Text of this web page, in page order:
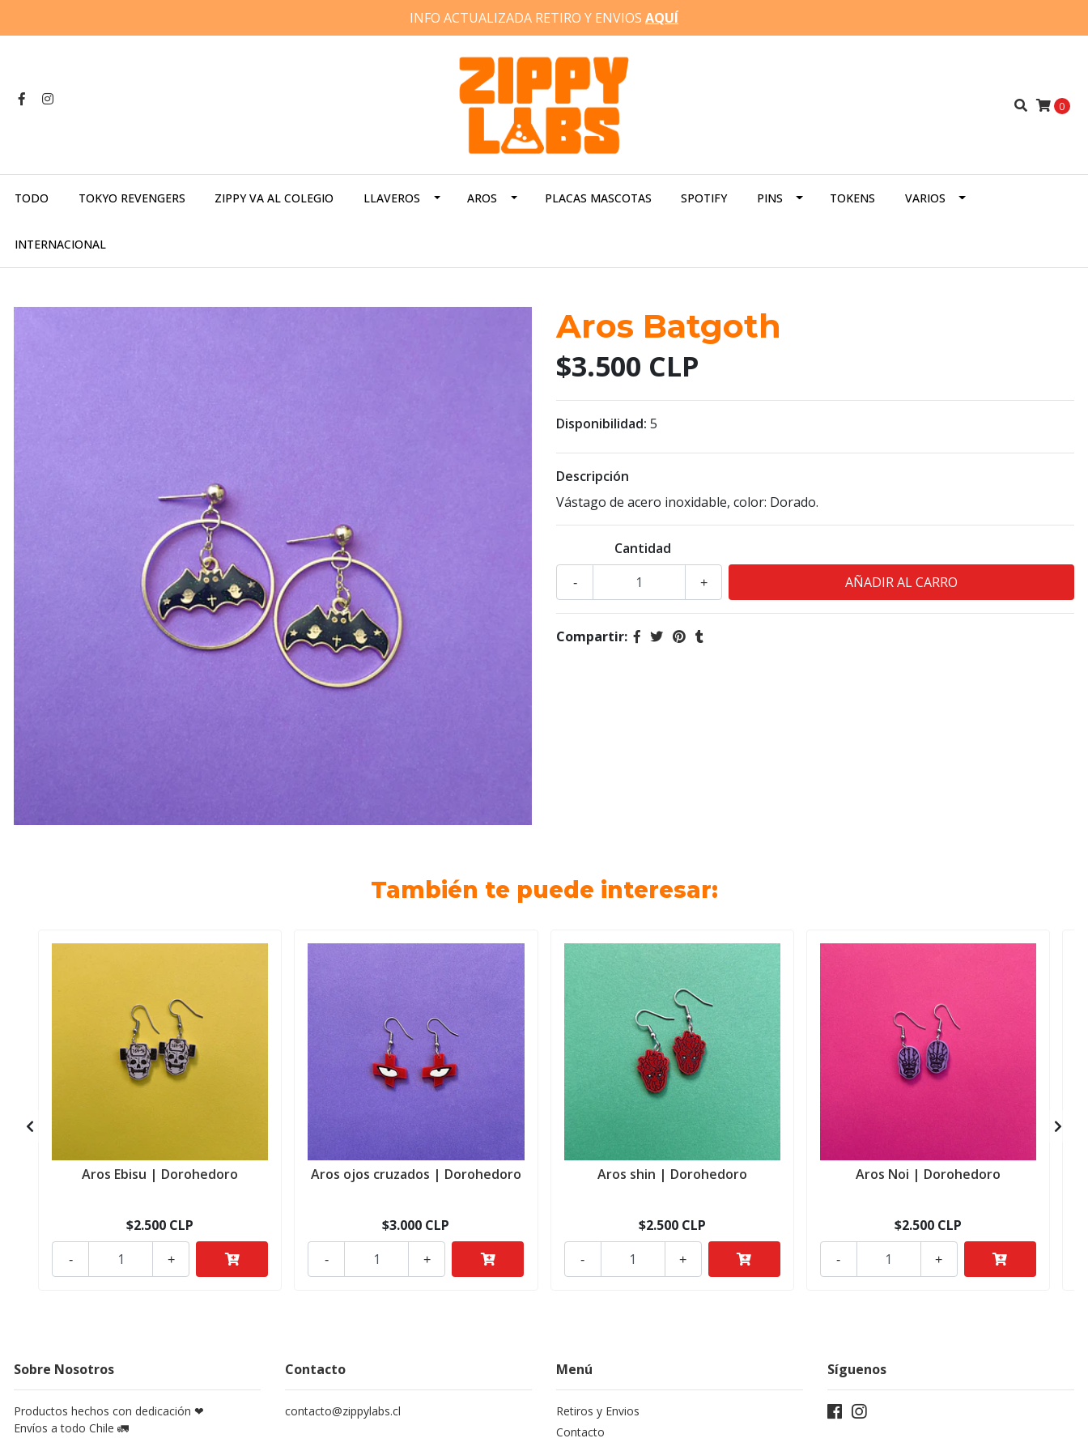
INFO ACTUALIZADA RETIRO Y ENVIOS AQUÍ
0
TODO TOKYO REVENGERS ZIPPY VA AL COLEGIO LLAVEROS AROS PLACAS MASCOTAS SPOTIFY PINS TOKENS VARIOS
INTERNACIONAL
Aros Batgoth
$3.500 CLP
Disponibilidad: 5
Descripción
Vástago de acero inoxidable, color: Dorado.
Cantidad
+
-
Compartir:
También te puede interesar:
Aros Ebisu | Dorohedoro
$2.500 CLP
+
-
Aros ojos cruzados | Dorohedoro
$3.000 CLP
+
-
Aros shin | Dorohedoro
$2.500 CLP
+
-
Aros Noi | Dorohedoro
$2.500 CLP
+
-
Sobre Nosotros
Productos hechos con dedicación ❤
Envíos a todo Chile 🚛
Contacto
contacto@zippylabs.cl
Menú
Retiros y Envios
Contacto
Síguenos